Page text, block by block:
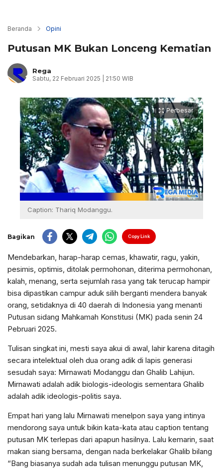
Beranda Opini
Putusan MK Bukan Lonceng Kematian
Rega
Sabtu, 22 Februari 2025 | 21:50 WIB
Perbesar
Caption: Thariq Modanggu.
Bagikan Copy Link
Mendebarkan, harap-harap cemas, khawatir, ragu, yakin,
pesimis, optimis, ditolak permohonan, diterima permohonan,
kalah, menang, serta sejumlah rasa yang tak terucap hampir
bisa dipastikan campur aduk silih berganti mendera banyak
orang, setidaknya di 40 daerah di Indonesia yang menanti
Putusan sidang Mahkamah Konstitusi (MK) pada senin 24
Pebruari 2025.
Tulisan singkat ini, mesti saya akui di awal, lahir karena ditagih
secara intelektual oleh dua orang adik di lapis generasi
sesudah saya: Mirnawati Modanggu dan Ghalib Lahijun.
Mirnawati adalah adik biologis-ideologis sementara Ghalib
adalah adik ideologis-politis saya.
Empat hari yang lalu Mirnawati menelpon saya yang intinya
mendorong saya untuk bikin kata-kata atau caption tentang
putusan MK terlepas dari apapun hasilnya. Lalu kemarin, saat
makan siang bersama, dengan nada berkelakar Ghalib bilang
“Bang biasanya sudah ada tulisan menunggu putusan MK,